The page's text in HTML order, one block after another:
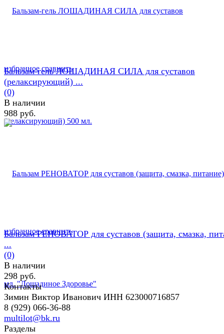
избранное сравнить
избранное сравнить
Бальзам-гель ЛОШАДИНАЯ СИЛА для суставов
(релаксирующий) ...
(0)
В наличии
988 руб.
Бальзам РЕНОВАТОР для суставов (защита, смазка,
...
(0)
В наличии
298 руб.
Контакты
Зимин Виктор Иванович ИНН 623000716857
8 (929) 066-36-88
multilot@bk.ru
Разделы